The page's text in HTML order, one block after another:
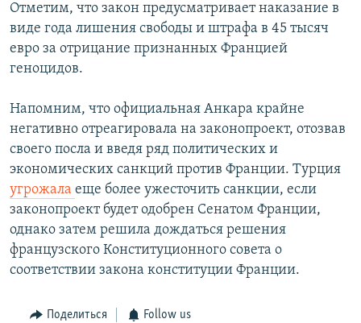
Отметим, что закон предусматривает наказание в
виде года лишения свободы и штрафа в 45 тысяч
евро за отрицание признанных Францией
геноцидов.
Напомним, что официальная Анкара крайне
негативно отреагировала на законопроект, отозвав
своего посла и введя ряд политических и
экономических санкций против Франции. Турция
угрожала еще более ужесточить санкции, если
законопроект будет одобрен Сенатом Франции,
однако затем решила дождаться решения
французского Конституционного совета о
соответствии закона конституции Франции.
Поделиться Follow us